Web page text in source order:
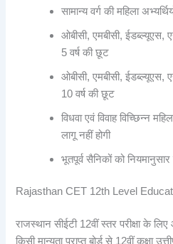
सामान्य वर्ग की महिला
ओबीसी, एमबीसी, ईडब्ल्यूएस,
5 वर्ष की छूट
ओबीसी, एमबीसी, ईडब्ल्यूएस,
10 वर्ष की छूट
विधवा एवं विवाह विच्छिन्न
लागू नहीं होगी
भूतपूर्व सैनिकों को
Rajasthan CET 12th Level
राजस्थान सीईटी 12वीं स्तर परीक्षा के
किसी मान्यता प्राप्त बोर्ड से 12वीं कक्षा